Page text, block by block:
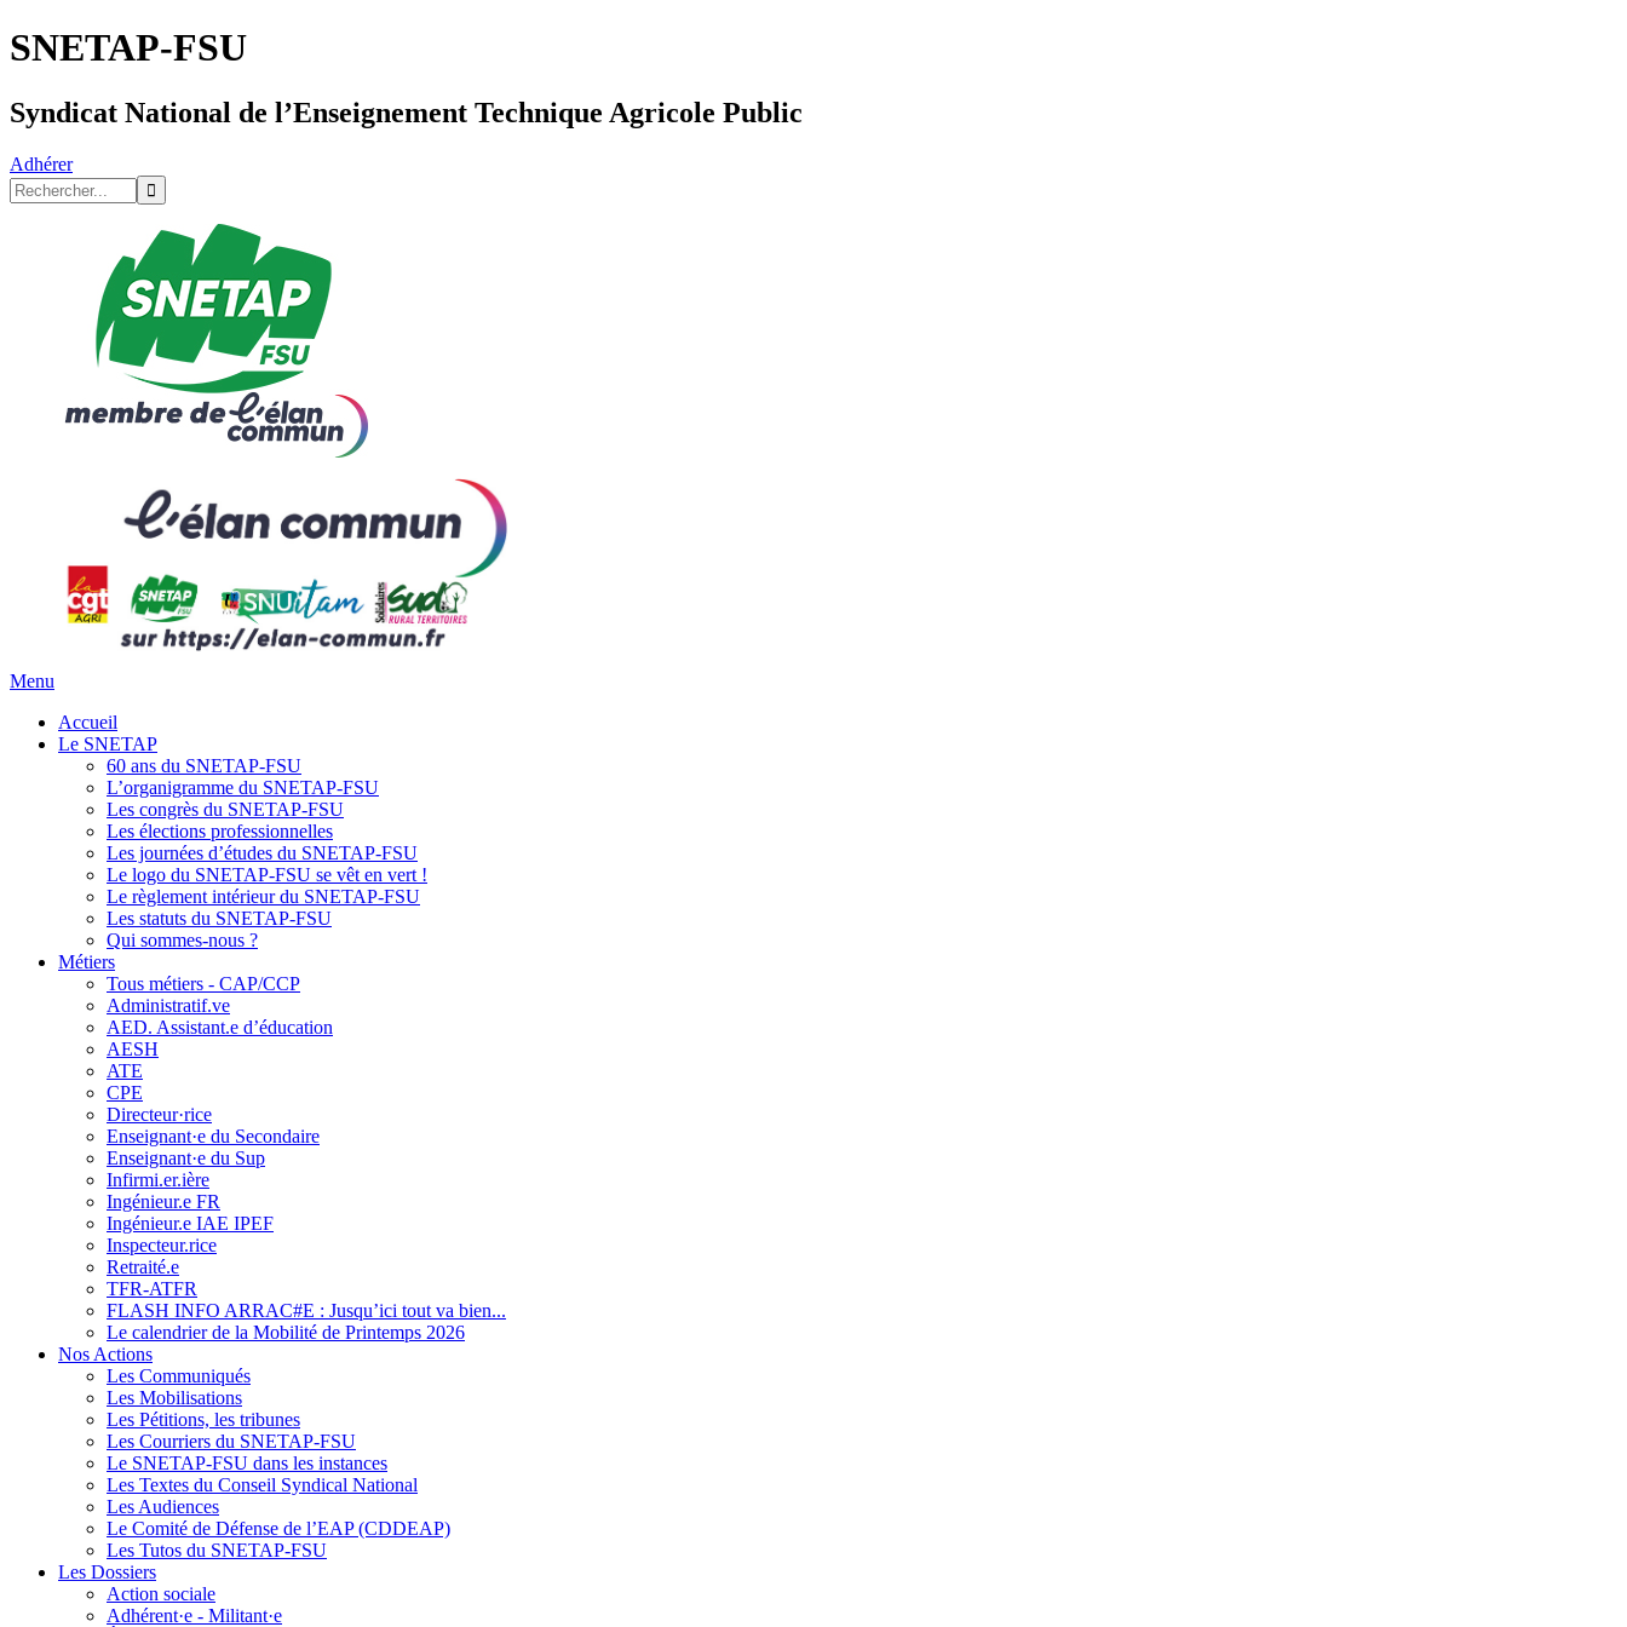
SNETAP-FSU
Syndicat National de l’Enseignement Technique Agricole Public
Adhérer
Menu
Accueil
Le SNETAP
60 ans du SNETAP-FSU
L’organigramme du SNETAP-FSU
Les congrès du SNETAP-FSU
Les élections professionnelles
Les journées d’études du SNETAP-FSU
Le logo du SNETAP-FSU se vêt en vert !
Le règlement intérieur du SNETAP-FSU
Les statuts du SNETAP-FSU
Qui sommes-nous ?
Métiers
Tous métiers - CAP/CCP
Administratif.ve
AED. Assistant.e d’éducation
AESH
ATE
CPE
Directeur·rice
Enseignant·e du Secondaire
Enseignant·e du Sup
Infirmi.er.ière
Ingénieur.e FR
Ingénieur.e IAE IPEF
Inspecteur.rice
Retraité.e
TFR-ATFR
FLASH INFO ARRAC#E : Jusqu’ici tout va bien...
Le calendrier de la Mobilité de Printemps 2026
Nos Actions
Les Communiqués
Les Mobilisations
Les Pétitions, les tribunes
Les Courriers du SNETAP-FSU
Le SNETAP-FSU dans les instances
Les Textes du Conseil Syndical National
Les Audiences
Le Comité de Défense de l’EAP (CDDEAP)
Les Tutos du SNETAP-FSU
Les Dossiers
Action sociale
Adhérent·e - Militant·e